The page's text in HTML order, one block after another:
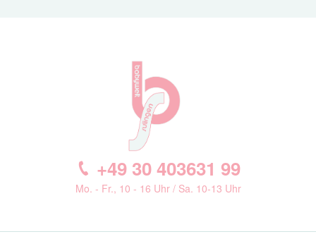
+49 30 403631 99
Mo. - Fr., 10 - 16 Uhr / Sa. 10-13 Uhr